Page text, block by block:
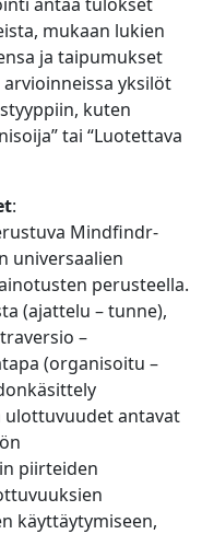
mukaan lukien
ja taipumukset
yksilöt
kuten
tai “Luotettava
:
Mindfindr-
universaalien
perusteella.
(ajattelu – tunne),
–
(organisoitu –
ulottuvuudet antavat
piirteiden
käyttäytymiseen,